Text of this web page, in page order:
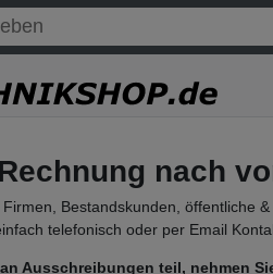
nach
Bestandskunden, öffentliche
telefonisch oder per Email
Ausschreibungen teil, nehmen